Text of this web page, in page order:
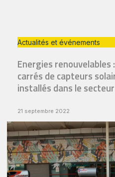
Actualités et événements
Energies renouvelables
carrés de capteurs
installés dans le
21 septembre 2022